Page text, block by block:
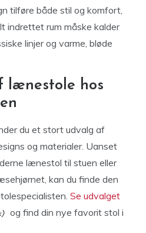
tilføre både stil og komfort,
indrettet rum måske kalder
linjer og varme, bløde
lænestole hos
du et stort udvalg af
og materialer. Uanset
lænestol til stuen eller
kan du finde den
Se udvalget
og find din nye favorit stol i